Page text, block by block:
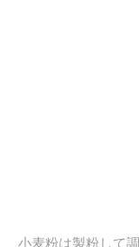
小麦粉は製粉して